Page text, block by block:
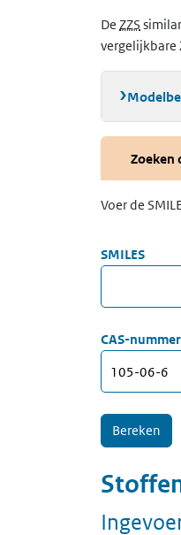
De ZZS (Zeer
vergelijkbare
Zoeken
Voer de
SMILES
CAS-nummer